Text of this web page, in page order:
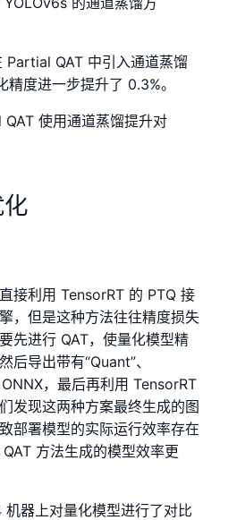
Partial QAT 中引入通道蒸馏
精度进一步提升了 0.3%。
接利用 TensorRT 的 PTQ 接
，但是这种方法往往精度损失
先进行 QAT，使量化模型精
后导出带有“Quant”、
，最后再利用 TensorRT
发现这两种方案最终生成的图
部署模型的实际运行效率存在
方法生成的模型效率更
器上对量化模型进行了对比